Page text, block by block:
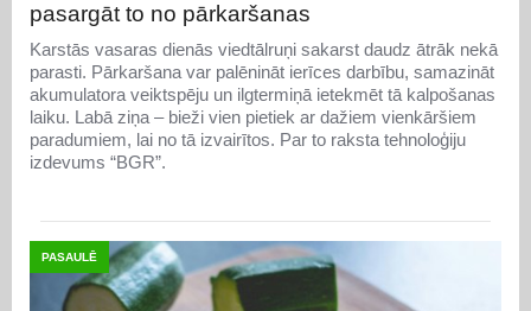
pasargāt to no pārkaršanas
Karstās vasaras dienās viedtālruņi sakarst daudz ātrāk nekā
parasti. Pārkaršana var palēnināt ierīces darbību, samazināt
akumulatora veiktspēju un ilgtermiņā ietekmēt tā kalpošanas
laiku. Labā ziņa – bieži vien pietiek ar dažiem vienkāršiem
paradumiem, lai no tā izvairītos. Par to raksta tehnoloģiju
izdevums “BGR”.
PASAULĒ